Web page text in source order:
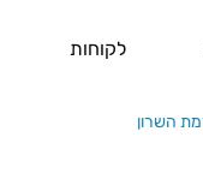
לקוחות